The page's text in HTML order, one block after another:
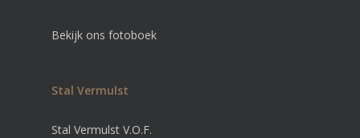
Bekijk ons fotoboek
Stal Vermulst
Stal Vermulst V.O.F.